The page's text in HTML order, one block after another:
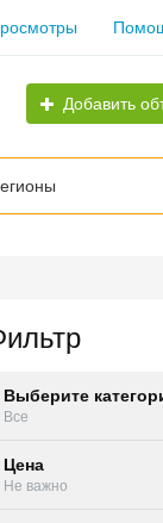
Добавить
Выберите
Все
Цена
Не важно